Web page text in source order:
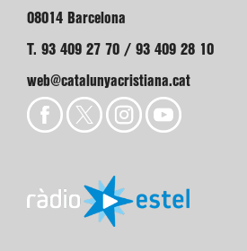
08014 Barcelona
T. 93 409 27 70 / 93 409 28 10
web@catalunyacristiana.cat